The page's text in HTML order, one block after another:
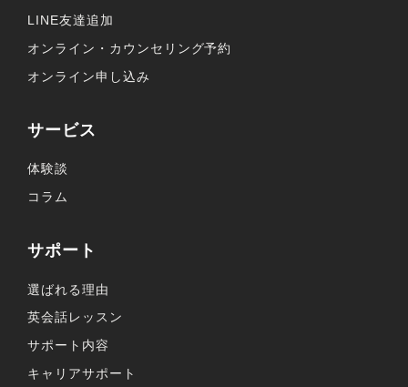
LINE友達追加
オンライン・カウンセリング予約
オンライン申し込み
サービス
体験談
コラム
サポート
選ばれる理由
英会話レッスン
サポート内容
キャリアサポート